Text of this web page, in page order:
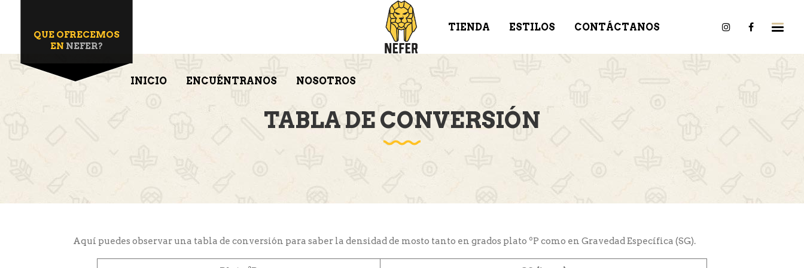
QUE OFRECEMOS
EN NEFER?
INICIO ENCUÉNTRANOS NOSOTROS
TIENDA ESTILOS CONTÁCTANOS
TABLA DE CONVERSIÓN
Aquí puedes observar una tabla de conversión para saber la densidad de mosto tanto en grados plato ºP como en Gravedad Específica (SG).